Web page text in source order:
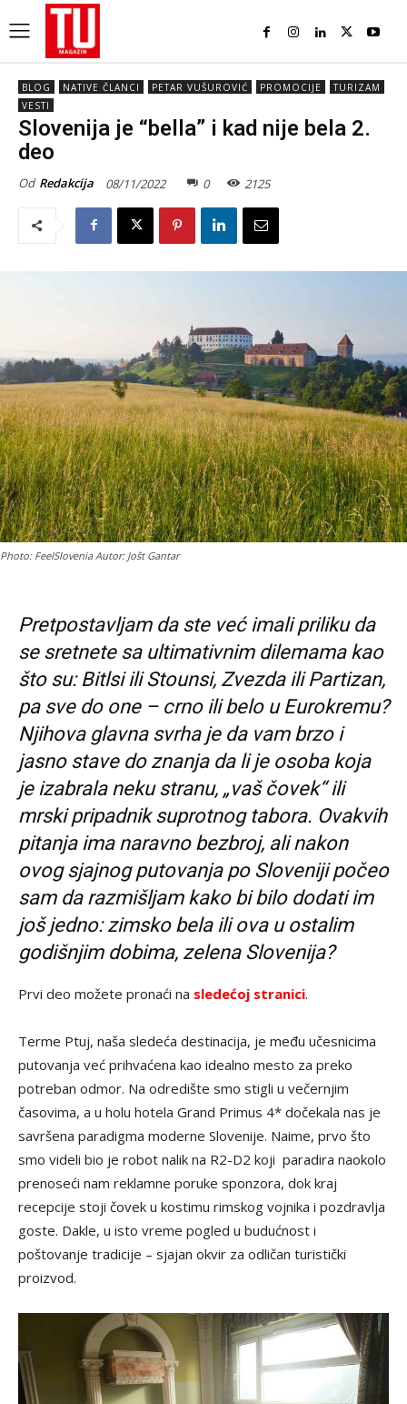
BLOG NATIVE ČLANCI PETAR VUŠUROVIĆ PROMOCIJE
TURIZAM
VESTI
Slovenija je “bella” i kad nije bela 2.
deo
Od Redakcija 08/11/2022 0 2125
Photo: FeelSlovenia Autor: Jošt Gantar
Pretpostavljam da ste već imali priliku da
se sretnete sa ultimativnim dilemama kao
što su: Bitlsi ili Stounsi, Zvezda ili Partizan,
pa sve do one – crno ili belo u Eurokremu?
Njihova glavna svrha je da vam brzo i
jasno stave do znanja da li je osoba koja
je izabrala neku stranu, „vaš čovek“ ili
mrski pripadnik suprotnog tabora. Ovakvih
pitanja ima naravno bezbroj, ali nakon
ovog sjajnog putovanja po Sloveniji počeo
sam da razmišljam kako bi bilo dodati im
još jedno:zimskobela ili ova u ostalim
godišnjim dobima, zelena Slovenija?
Prvi deo možete pronaći na sledećoj stranici.
Terme Ptuj, naša sledeća destinacija, je među učesnicima
putovanja već prihvaćena kao idealno mesto za preko
potreban odmor. Na odredište smo stigli u večernjim
časovima, a u holu hotela Grand Primus 4* dočekala nas je
savršena paradigma moderne Slovenije. Naime, prvo što
smo videli bio je robot nalik na R2-D2 koji paradira naokolo
prenoseći nam reklamne poruke sponzora, dok kraj
recepcije stoji čovek u kostimu rimskog vojnika i pozdravlja
goste. Dakle, u isto vreme pogled u budućnost i
poštovanje tradicije – sjajan okvir za odličan turistički
proizvod.